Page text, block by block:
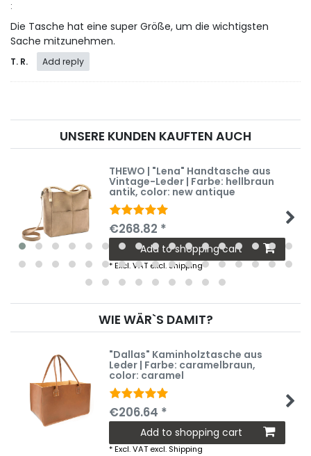
:
Die Tasche hat eine super Größe, um die wichtigsten
Sache mitzunehmen.
T. R. Add reply
UNSERE KUNDEN KAUFTEN AUCH
THEWO | "Lena" Handtasche aus
Vintage-Leder | Farbe: hellbraun
antik, color: new antique
€268.82 *
Add to shopping cart
*Excl. VAT excl.Shipping
WIE WÄR`S DAMIT?
"Dallas" Kaminholztasche aus
Leder | Farbe: caramelbraun,
color: caramel
€206.64 *
Add to shopping cart
*Excl. VAT excl. Shipping